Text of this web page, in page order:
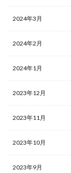
2024年3月
2024年2月
2024年1月
2023年12月
2023年11月
2023年10月
2023年9月